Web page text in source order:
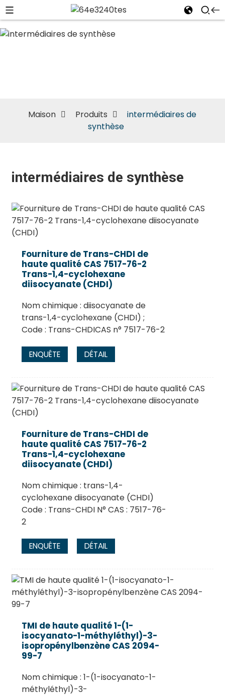
Maison Produits
intermédiaires de
synthèse
intermédiaires de synthèse
Fourniture de Trans-CHDI de
haute qualité CAS 7517-76-2
Trans-1,4-cyclohexane
diisocyanate (CHDI)
Nom chimique : diisocyanate de
trans-1,4-cyclohexane (CHDI) ;
Code : Trans-CHDICAS n° 7517-76-2
ENQUÊTE DÉTAIL
Fourniture de Trans-CHDI de
haute qualité CAS 7517-76-2
Trans-1,4-cyclohexane
diisocyanate (CHDI)
Nom chimique : trans-1,4-
cyclohexane diisocyanate (CHDI)
Code : Trans-CHDI N° CAS : 7517-76-
2
ENQUÊTE DÉTAIL
TMI de haute qualité 1-(1-
isocyanato-1-méthyléthyl)-3-
isopropénylbenzène CAS 2094-
99-7
Nom chimique : 1-(1-isocyanato-1-
méthyléthyl)-3-